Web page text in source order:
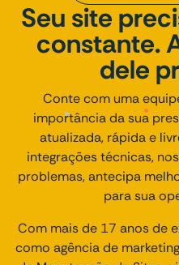
Seu site
constante.
dele
Conte com uma
importância da sua
atualizada, rápida e
integrações técnicas,
problemas, antecipa
para sua
Com mais de 17 anos de
como agência de